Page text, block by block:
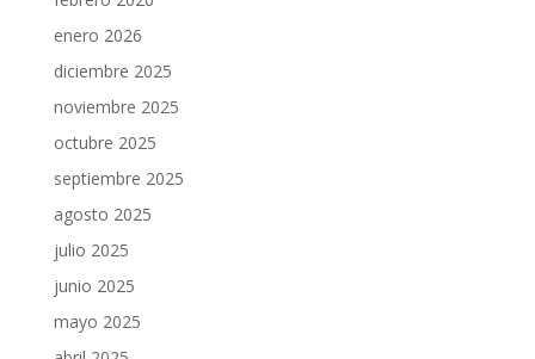
enero 2026
diciembre 2025
noviembre 2025
octubre 2025
septiembre 2025
agosto 2025
julio 2025
junio 2025
mayo 2025